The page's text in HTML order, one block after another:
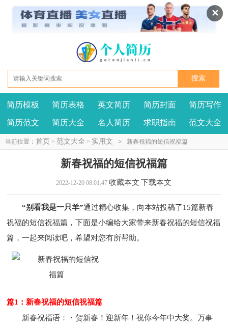
✕
我要投稿 投诉建议
简历模板 简历表格 英文简历 简历封面 简历写作
简历范文 简历大全 名人简历 求职指南 范文大全
当前位置： 首页 > 范文大全 > 实用文 > 新春祝福的短信祝福篇
新春祝福的短信祝福篇
2022-12-20 08:01:47 收藏本文 下载本文
“别看我是一只羊”通过精心收集，向本站投稿了15篇新春
祝福的短信祝福篇，下面是小编给大家带来新春祝福的短信祝福
篇，一起来阅读吧，希望对您有所帮助。
篇1：新春祝福的短信祝福篇
新春祝福语：・贺新春！迎新年！祝你今年中大奖。万事